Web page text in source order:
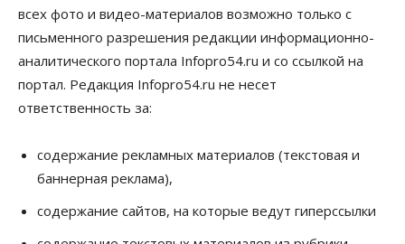
Общество
Деньгами будут распоряжаться дети: в десяти
школах Новосибирской области введут
инициативное бюджетирование
07 Августа 2026, 11:00
заключили под стражу
07 Августа 2026, 10:15
Общество
всех фото и видео-материалов возможно только с
письменного разрешения редакции информационно-
аналитического портала Infopro54.ru и со ссылкой на
портал. Редакция Infopro54.ru не несет
ответственность за:
содержание рекламных материалов (текстовая и
баннерная реклама),
содержание сайтов, на которые ведут гиперссылки